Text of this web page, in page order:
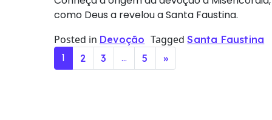
como Deus a revelou a Santa Faustina.
Posted in Devoção TaggedSanta Faustina
Posts navigation
1 2 3 … 5 »